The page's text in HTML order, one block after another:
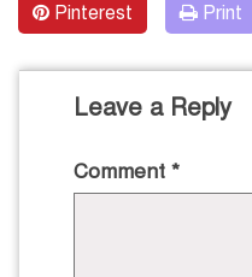
Pinterest Print
Leave a Reply
Comment *